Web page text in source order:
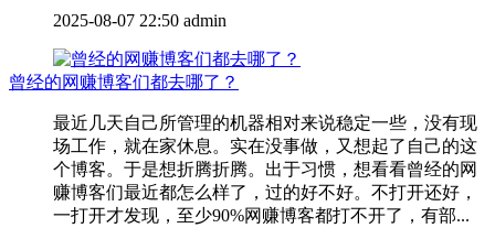
2025-08-07 22:50 admin
曾经的网赚博客们都去哪了？
最近几天自己所管理的机器相对来说稳定一些，没有现
场工作，就在家休息。实在没事做，又想起了自己的这
个博客。于是想折腾折腾。出于习惯，想看看曾经的网
赚博客们最近都怎么样了，过的好不好。不打开还好，
一打开才发现，至少90%网赚博客都打不开了，有部...